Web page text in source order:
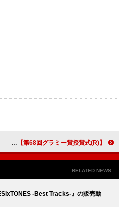
【第68回グラミー賞授賞式(R)】レディー・ガガ『MAYHEM』が＜最優秀ポップ・ヴォーカル・アルバム＞受賞、女性アーティストに自分を信じることの大切さ伝える
RELATED NEWS
-Best Tracks-』の販売動